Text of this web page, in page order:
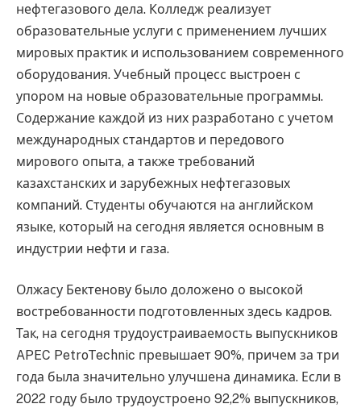
нефтегазового дела. Колледж реализует
образовательные услуги с применением лучших
мировых практик и использованием современного
оборудования. Учебный процесс выстроен с
упором на новые образовательные программы.
Содержание каждой из них разработано с учетом
международных стандартов и передового
мирового опыта, а также требований
казахстанских и зарубежных нефтегазовых
компаний. Студенты обучаются на английском
языке, который на сегодня является основным в
индустрии нефти и газа.
Олжасу Бектенову было доложено о высокой
востребованности подготовленных здесь кадров.
Так, на сегодня трудоустраиваемость выпускников
APEC PetroTechnic превышает 90%, причем за три
года была значительно улучшена динамика. Если в
2022 году было трудоустроено 92,2% выпускников,